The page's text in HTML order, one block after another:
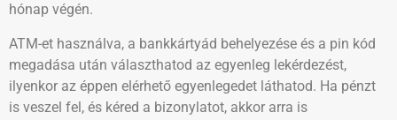
hónap végén.
ATM-et használva, a bankkártyád behelyezése és a pin kód
megadása után választhatod az egyenleg lekérdezést,
ilyenkor az éppen elérhető egyenlegedet láthatod. Ha pénzt
is veszel fel, és kéred a bizonylatot, akkor arra is